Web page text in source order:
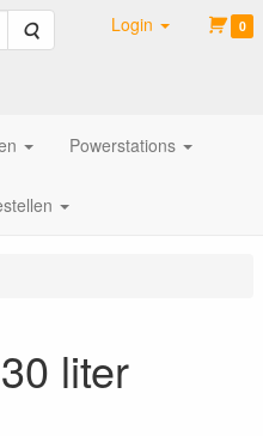
Zoeken Login 0
Powerstations
liter